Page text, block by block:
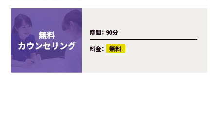
時間： 90分
料金： 無料